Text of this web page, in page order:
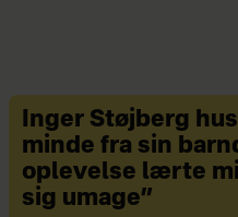
Inger Støjberg
minde fra sin
oplevelse lærte
sig umage”